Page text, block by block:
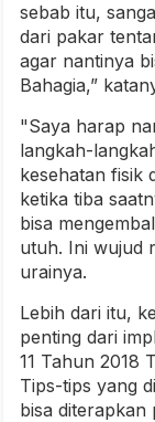
sebab itu,
dari pakar
agar nantinya
Bahagia,”
"Saya harap
langkah-
kesehatan fisik
ketika tiba
bisa
utuh. Ini wujud
urainya.
Lebih dari itu,
penting dari
11 Tahun 2018
Tips-tips yang
bisa diterapkan